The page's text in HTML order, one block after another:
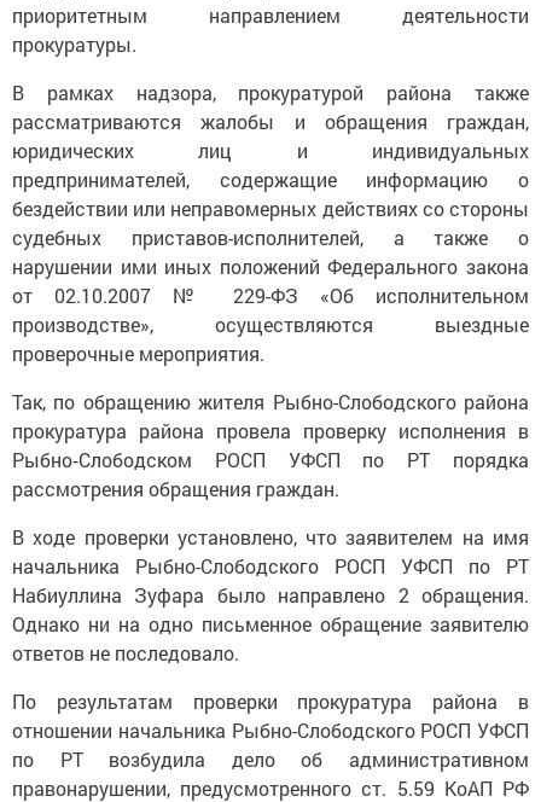
приоритетным направлением деятельности
прокуратуры.
В рамках надзора, прокуратурой района также
рассматриваются жалобы и обращения граждан,
юридических лиц и индивидуальных
предпринимателей, содержащие информацию о
бездействии или неправомерных действиях со стороны
судебных приставов-исполнителей, а также о
нарушении ими иных положений Федерального закона
от 02.10.2007 № 229-ФЗ «Об исполнительном
производстве», осуществляются выездные
проверочные мероприятия.
Так, по обращению жителя Рыбно-Слободского района
прокуратура района провела проверку исполнения в
Рыбно‑Слободском РОСП УФСП по РТ порядка
рассмотрения обращения граждан.
В ходе проверки установлено, что заявителем на имя
начальника Рыбно-Слободского РОСП УФСП по РТ
Набиуллина Зуфара было направлено 2 обращения.
Однако ни на одно письменное обращение заявителю
ответов не последовало.
По результатам проверки прокуратура района в
отношении начальника Рыбно-Слободского РОСП УФСП
по РТ возбудила дело об административном
правонарушении, предусмотренного ст. 5.59 КоАП РФ